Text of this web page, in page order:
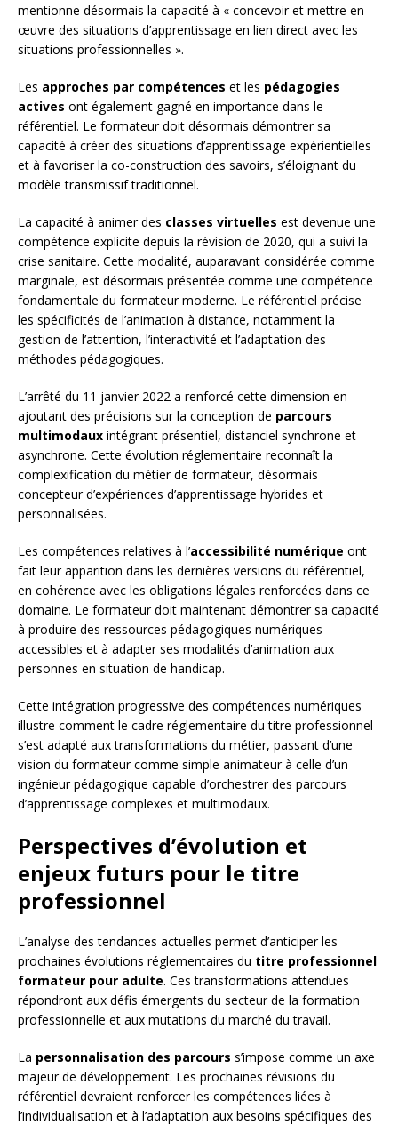
mentionne désormais la capacité à « concevoir et mettre en
œuvre des situations d’apprentissage en lien direct avec les
situations professionnelles ».
Les approches par compétences et les pédagogies
actives ont également gagné en importance dans le
référentiel. Le formateur doit désormais démontrer sa
capacité à créer des situations d’apprentissage expérientielles
et à favoriser la co-construction des savoirs, s’éloignant du
modèle transmissif traditionnel.
La capacité à animer des classes virtuelles est devenue une
compétence explicite depuis la révision de 2020, qui a suivi la
crise sanitaire. Cette modalité, auparavant considérée comme
marginale, est désormais présentée comme une compétence
fondamentale du formateur moderne. Le référentiel précise
les spécificités de l’animation à distance, notamment la
gestion de l’attention, l’interactivité et l’adaptation des
méthodes pédagogiques.
L’arrêté du 11 janvier 2022 a renforcé cette dimension en
ajoutant des précisions sur la conception de parcours
multimodaux intégrant présentiel, distanciel synchrone et
asynchrone. Cette évolution réglementaire reconnaît la
complexification du métier de formateur, désormais
concepteur d’expériences d’apprentissage hybrides et
personnalisées.
Les compétences relatives à l’accessibilité numérique ont
fait leur apparition dans les dernières versions du référentiel,
en cohérence avec les obligations légales renforcées dans ce
domaine. Le formateur doit maintenant démontrer sa capacité
à produire des ressources pédagogiques numériques
accessibles et à adapter ses modalités d’animation aux
personnes en situation de handicap.
Cette intégration progressive des compétences numériques
illustre comment le cadre réglementaire du titre professionnel
s’est adapté aux transformations du métier, passant d’une
vision du formateur comme simple animateur à celle d’un
ingénieur pédagogique capable d’orchestrer des parcours
d’apprentissage complexes et multimodaux.
Perspectives d’évolution et
enjeux futurs pour le titre
professionnel
L’analyse des tendances actuelles permet d’anticiper les
prochaines évolutions réglementaires du titre professionnel
formateur pour adulte. Ces transformations attendues
répondront aux défis émergents du secteur de la formation
professionnelle et aux mutations du marché du travail.
La personnalisation des parcours s’impose comme un axe
majeur de développement. Les prochaines révisions du
référentiel devraient renforcer les compétences liées à
l’individualisation et à l’adaptation aux besoins spécifiques des